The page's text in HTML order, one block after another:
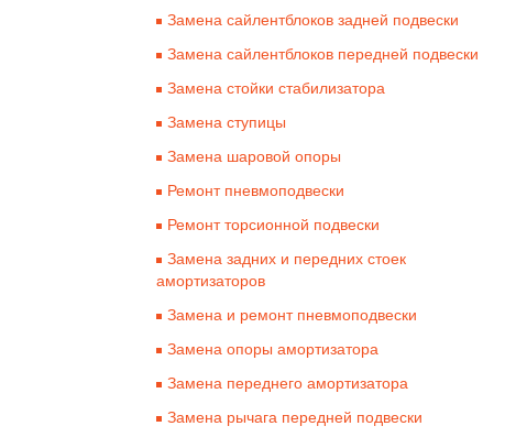
Замена сайлентблоков задней подвески
Замена сайлентблоков передней подвески
Замена стойки стабилизатора
Замена ступицы
Замена шаровой опоры
Ремонт пневмоподвески
Ремонт торсионной подвески
Замена задних и передних стоек
амортизаторов
Замена и ремонт пневмоподвески
Замена опоры амортизатора
Замена переднего амортизатора
Замена рычага передней подвески